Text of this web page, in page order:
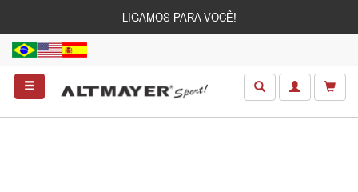
LIGAMOS PARA VOCÊ!